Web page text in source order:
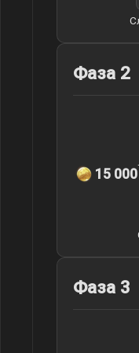
Фаза 2
15 000
Фаза 3